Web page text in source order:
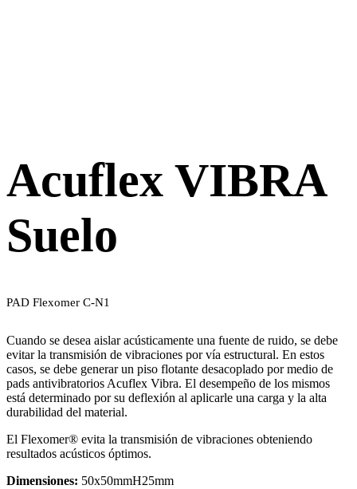
Acuflex VIBRA
Suelo
PAD Flexomer C-N1
Cuando se desea aislar acústicamente una fuente de ruido, se debe
evitar la transmisión de vibraciones por vía estructural. En estos
casos, se debe generar un piso flotante desacoplado por medio de
pads antivibratorios Acuflex Vibra. El desempeño de los mismos
está determinado por su deflexión al aplicarle una carga y la alta
durabilidad del material.
El Flexomer® evita la transmisión de vibraciones obteniendo
resultados acústicos óptimos.
Dimensiones: 50x50mmH25mm